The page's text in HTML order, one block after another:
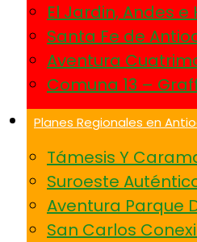
El Jardin, Andes e
Santa Fe de
Aventura
Comuna 13 –
Planes Regionales en
Támesis Y
Suroeste
Aventura Parque
San Carlos